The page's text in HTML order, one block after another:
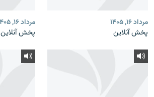
مرداد ۱۶, ۱۴۰۵
پخش آنلاین
مرداد ۱۶, ۱۴۰۵
پخش آنلاین